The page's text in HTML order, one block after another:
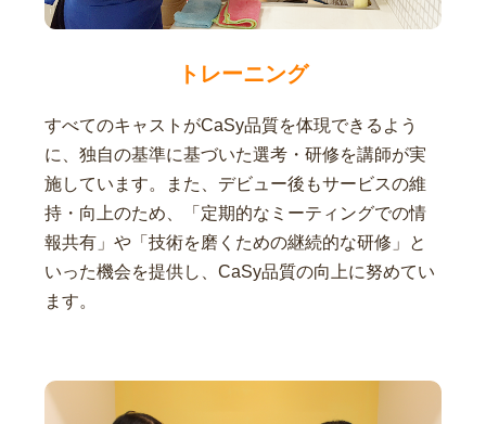
トレーニング
すべてのキャストがCaSy品質を体現できるよう
に、独自の基準に基づいた選考・研修を講師が実
施しています。また、デビュー後もサービスの維
持・向上のため、「定期的なミーティングでの情
報共有」や「技術を磨くための継続的な研修」と
いった機会を提供し、CaSy品質の向上に努めてい
ます。